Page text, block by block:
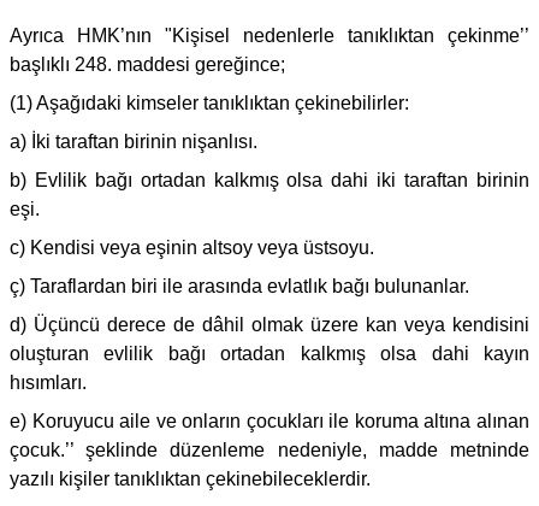
Ayrıca HMK’nın "Kişisel nedenlerle tanıklıktan çekinme’’
başlıklı 248. maddesi gereğince;
(1) Aşağıdaki kimseler tanıklıktan çekinebilirler:
a) İki taraftan birinin nişanlısı.
b) Evlilik bağı ortadan kalkmış olsa dahi iki taraftan birinin
eşi.
c) Kendisi veya eşinin altsoy veya üstsoyu.
ç) Taraflardan biri ile arasında evlatlık bağı bulunanlar.
d) Üçüncü derece de dâhil olmak üzere kan veya kendisini
oluşturan evlilik bağı ortadan kalkmış olsa dahi kayın
hısımları.
e) Koruyucu aile ve onların çocukları ile koruma altına alınan
çocuk.’’ şeklinde düzenleme nedeniyle, madde metninde
yazılı kişiler tanıklıktan çekinebileceklerdir.